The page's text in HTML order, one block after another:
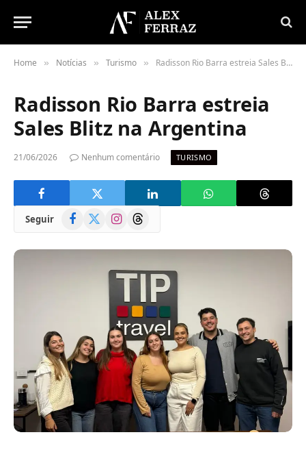
Home » Notícias » Turismo » Radisson Rio Barra estreia Sales Blitz na Argentina
Radisson Rio Barra estreia
Sales Blitz na Argentina
21/06/2026 Nenhum comentário TURISMO
Seguir Facebook
(Twitter)
InstagramThreads